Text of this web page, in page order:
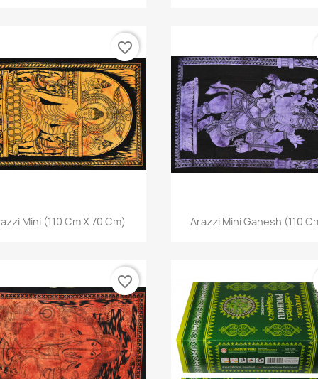
Anteprima
Mini (110 Cm X 70 Cm)
favorite_border
Anteprima
Arazzi Mini Ganesh (110
favorite_border